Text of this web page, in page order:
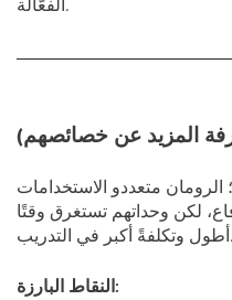
المزيد عن خصائصهم)
الرومان متعددو الاستخدامات
لكن وحداتهم تستغرق وقتًا
أطول وتكلفةً أكبر في التدريب.
النقاط البارزة: